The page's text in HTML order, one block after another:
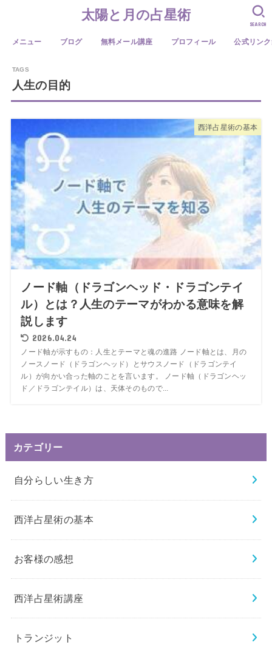
太陽と月の占星術
メニュー ブログ 無料メール講座 プロフィール 公式リン
SEARCH
人生の目的
西洋占星術の基本
ノード軸（ドラゴンヘッド・ドラゴンテイ
ル）とは？人生のテーマがわかる意味を解
説します
2026.04.24
ノード軸が示すもの：人生とテーマと魂の進路 ノード軸とは、月の
ノースノード（ドラゴンヘッド）とサウスノード（ドラゴンテイ
ル）が向かい合った軸のことを言います。 ノード軸（ドラゴンヘッ
ド／ドラゴンテイル）は、天体そのもので...
カテゴリー
自分らしい生き方
西洋占星術の基本
お客様の感想
西洋占星術講座
トランジット